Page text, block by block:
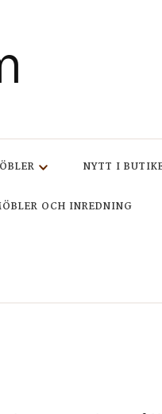
NYTT I
OCH INREDNING